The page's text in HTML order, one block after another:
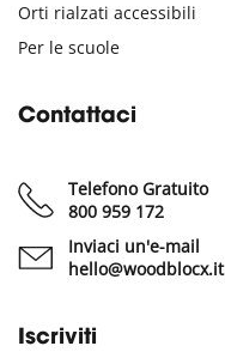
Orti rialzati accessibili
Per le scuole
Contattaci
Telefono Gratuito
800 959 172
Inviaci un'e-mail
hello@woodblocx.it
Iscriviti